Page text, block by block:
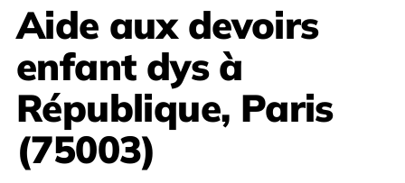
Aide aux devoirs
enfant dys à
République, Paris
(75003)